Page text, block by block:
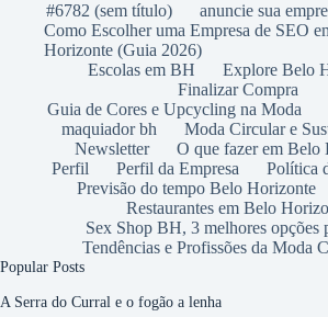
#6782 (sem título) anuncie sua
Como Escolher uma Empresa de SEO
Horizonte (Guia 2026)
Escolas em BH
Explore Belo
Finalizar Compra
Guia de Cores e Upcycling na Moda
maquiador bh
Moda Circular e
Newsletter
O que fazer em Belo
Perfil
Perfil da Empresa
Política
Previsão do tempo Belo Horizonte
Restaurantes em Belo
Sex Shop BH, 3 melhores opções
Tendências e Profissões da Moda
Popular Posts
A Serra do Curral e o fogão a lenha